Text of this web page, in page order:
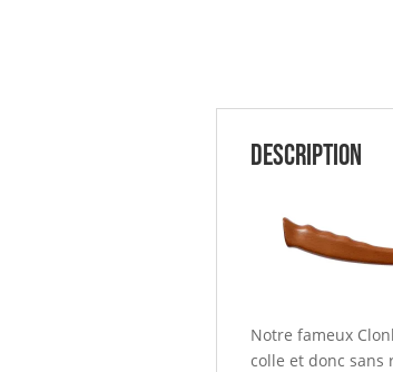
Description
Notre fameux
colle et donc sans